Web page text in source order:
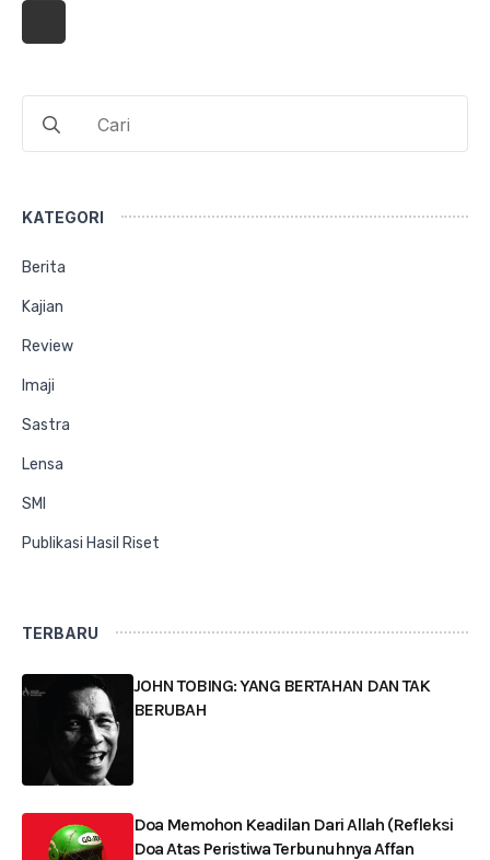
for:
KATEGORI
Berita
Kajian
Review
Imaji
Sastra
Lensa
SMI
Publikasi Hasil Riset
TERBARU
JOHN TOBING: YANG BERTAHAN DAN TAK
BERUBAH
Doa Memohon Keadilan Dari Allah (Refleksi
Doa Atas Peristiwa Terbunuhnya Affan